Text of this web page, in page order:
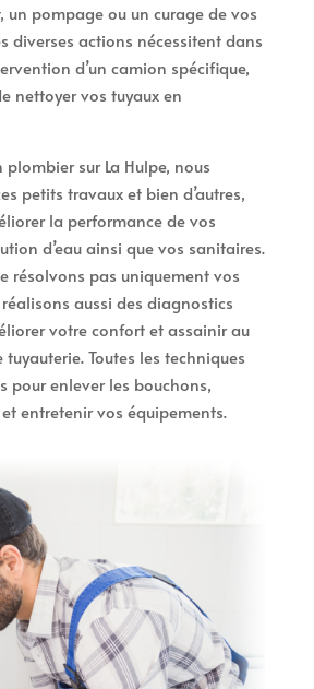
un pompage ou un curage de vos
diverses actions nécessitent dans
d’un camion spécifique,
nettoyer vos tuyaux en
plombier sur La Hulpe, nous
petits travaux et bien d’autres,
la performance de vos
d’eau ainsi que vos sanitaires.
résolvons pas uniquement vos
aussi des diagnostics
votre confort et assainir au
Toutes les techniques
pour enlever les bouchons,
entretenir vos équipements.